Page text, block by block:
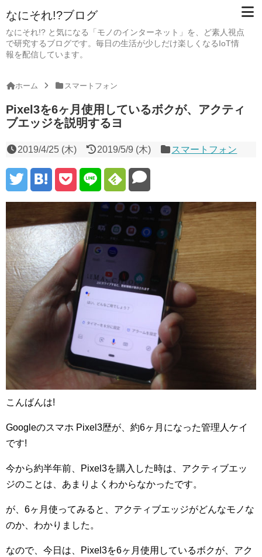
なにそれ!?ブログ
なにそれ!? と気になる「モノのインターネット」を、ど素人視点
で研究するブログです。毎日の生活が少しだけ楽しくなるIoT情
報を配信しています。
ホーム スマートフォン
Pixel3を6ヶ月使用しているボクが、アクティ
ブエッジを説明するヨ
2019/4/25 (木) 2019/5/9 (木) スマートフォン
こんばんは!
Googleのスマホ Pixel3歴が、約6ヶ月になった管理人ケイ
です!
今から約半年前、Pixel3を購入した時は、アクティブエッ
ジのことは、あまりよくわからなかったです。
が、6ヶ月使ってみると、アクティブエッジがどんなモノな
のか、わかりました。
なので、今日は、Pixel3を6ヶ月使用しているボクが、アク